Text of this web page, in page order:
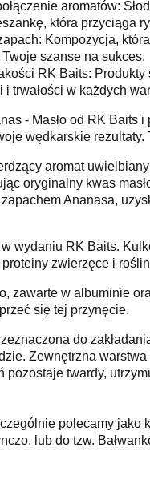
aromatów:
która przyciąga
Kompozycja,
szanse na sukces.
RK Baits:
i trwałości w każdych
- Masło od RK Baits
wędkarskie
aromat
oryginalny kwas
Ananasa,
wydaniu RK Baits.
zwierzęce i
zawarte w albuminie
się tej przynęcie.
do
Zewnętrzna
pozostaje twardy,
polecamy jako
lub do tzw.